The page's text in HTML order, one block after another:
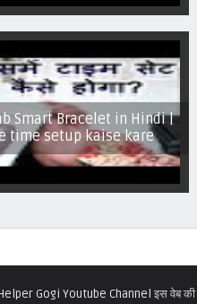
Smart Bracelet in Hindi |
time setup kaise kare
Gogi Youtube Channel इस वेब की